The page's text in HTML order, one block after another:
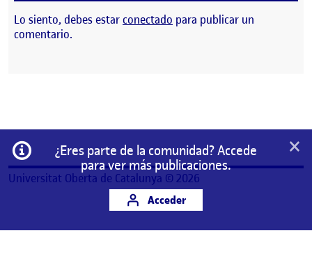
Lo siento, debes estarconectado para publicar un
comentario.
Información
¿Eres parte de la comunidad? Accede
para ver más publicaciones.
Acceder
×
Universitat Oberta de Catalunya © 2026